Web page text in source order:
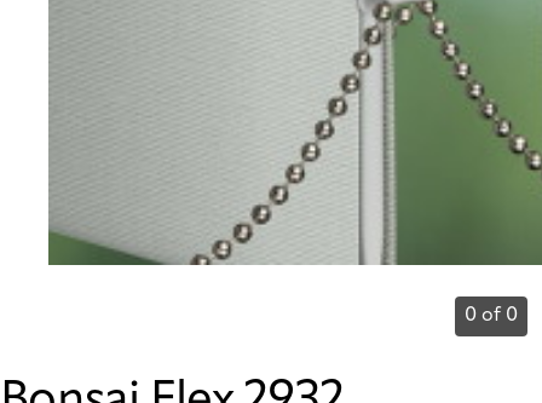
0 of 0